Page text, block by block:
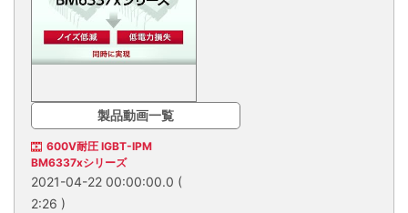
製品動画一覧
600V耐圧 IGBT-IPM
BM6337xシリーズ
2021-04-22 00:00:00.0 (
2:26 )